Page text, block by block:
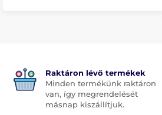
Raktáron lévő termékek
Minden termékünk raktáron
van, így megrendelését
másnap kiszállítjuk.